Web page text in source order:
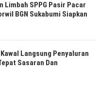
Limbah SPPG Pasir Pacar
BGN Sukabumi Siapkan
Langsung Penyaluran
Sasaran Dan